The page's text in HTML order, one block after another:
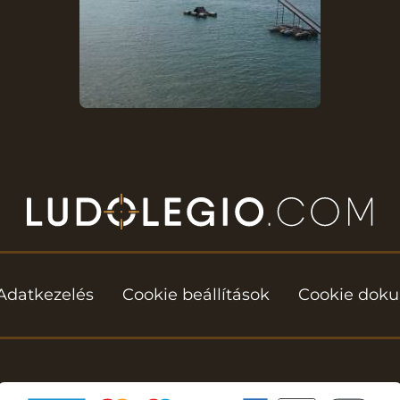
Cookie beállítások Cookie